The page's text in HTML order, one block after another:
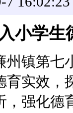
小学生
州镇第七
育实效，
，强化德